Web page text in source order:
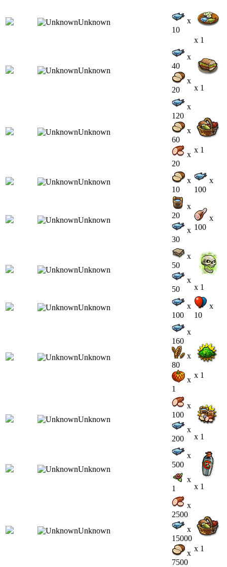
x
10
x 1
x
40
x
20
x 1
x
120
x
60
x
20
x 1
x
10
x
100
x
20
x
30
x
100
x
50
x
50
x 1
x
100
x
10
x
160
x
80
x
1
x 1
x
100
x
200
x 1
x
500
x
1
x 1
x
2500
x
15000
x
7500
x 1